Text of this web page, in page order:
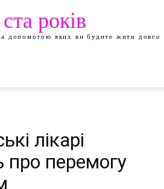
років
допомогою яких ви будите жити довго
лікарі
перемогу